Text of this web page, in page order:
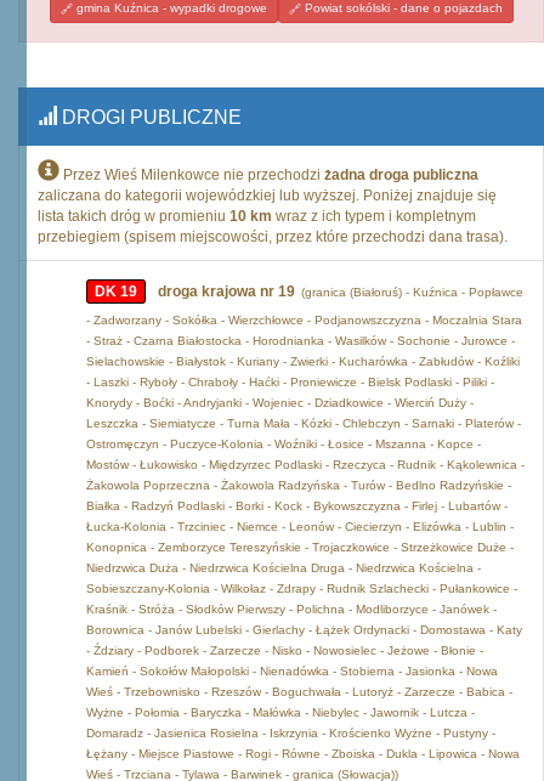
gmina Kuźnica - wypadki drogowe Powiat sokólski - dane o pojazdach
DROGI PUBLICZNE
Przez Wieś Milenkowce nie przechodzi żadna droga publiczna
zaliczana do kategorii wojewódzkiej lub wyższej. Poniżej znajduje się
lista takich dróg w promieniu 10 km wraz z ich typem i kompletnym
przebiegiem (spisem miejscowości, przez które przechodzi dana trasa).
DK 19 droga krajowa nr 19 (granica (Białoruś) - Kuźnica - Popławce
- Zadworzany - Sokółka - Wierzchłowce - Podjanowszczyzna - Moczalnia Stara
- Straż - Czarna Białostocka - Horodnianka - Wasilków - Sochonie - Jurowce -
Sielachowskie - Białystok - Kuriany - Zwierki - Kucharówka - Zabłudów - Koźliki
- Laszki - Ryboły - Chraboły - Haćki - Proniewicze - Bielsk Podlaski - Piliki -
Knorydy - Boćki - Andryjanki - Wojeniec - Dziadkowice - Wierciń Duży -
Leszczka - Siemiatycze - Turna Mała - Kózki - Chlebczyn - Sarnaki - Platerów -
Ostromęczyn - Puczyce-Kolonia - Woźniki - Łosice - Mszanna - Kopce -
Mostów - Łukowisko - Międzyrzec Podlaski - Rzeczyca - Rudnik - Kąkolewnica -
Żakowola Poprzeczna - Żakowola Radzyńska - Turów - Bedlno Radzyńskie -
Białka - Radzyń Podlaski - Borki - Kock - Bykowszczyzna - Firlej - Lubartów -
Łucka-Kolonia - Trzciniec - Niemce - Leonów - Ciecierzyn - Elizówka - Lublin -
Konopnica - Zemborzyce Tereszyńskie - Trojaczkowice - Strzeżkowice Duże -
Niedrzwica Duża - Niedrzwica Kościelna Druga - Niedrzwica Kościelna -
Sobieszczany-Kolonia - Wilkołaz - Zdrapy - Rudnik Szlachecki - Pułankowice -
Kraśnik - Stróża - Słodków Pierwszy - Polichna - Modliborzyce - Janówek -
Borownica - Janów Lubelski - Gierlachy - Łążek Ordynacki - Domostawa - Katy
- Ździary - Podborek - Zarzecze - Nisko - Nowosielec - Jeżowe - Błonie -
Kamień - Sokołów Małopolski - Nienadówka - Stobierna - Jasionka - Nowa
Wieś - Trzebownisko - Rzeszów - Boguchwała - Lutoryż - Zarzecze - Babica -
Wyżne - Połomia - Baryczka - Małówka - Niebylec - Jawornik - Lutcza -
Domaradz - Jasienica Rosielna - Iskrzynia - Krościenko Wyżne - Pustyny -
Łężany - Miejsce Piastowe - Rogi - Równe - Zboiska - Dukla - Lipowica - Nowa
Wieś - Trzciana - Tylawa - Barwinek - granica (Słowacja))